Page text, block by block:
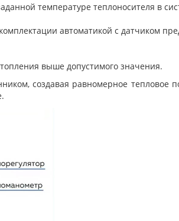
температуре теплоносителя в
автоматикой с датчиком
выше допустимого значения.
создавая равномерное тепловое